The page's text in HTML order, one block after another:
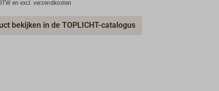
en excl. verzendkosten
bekijken in de TOPLICHT-catalogus